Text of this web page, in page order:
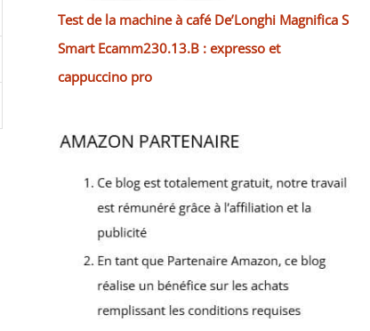
Test de la machine à café De’Longhi Magnifica S
Smart Ecamm230.13.B : expresso et
cappuccino pro